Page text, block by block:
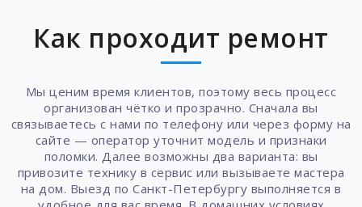
Как проходит ремонт
Мы ценим время клиентов, поэтому весь процесс
организован чётко и прозрачно. Сначала вы
связываетесь с нами по телефону или через форму на
сайте — оператор уточнит модель и признаки
поломки. Далее возможны два варианта: вы
привозите технику в сервис или вызываете мастера
на дом. Выезд по Санкт-Петербургу выполняется в